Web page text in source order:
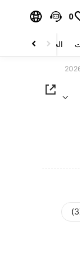
0
الحقائب والأمتعة